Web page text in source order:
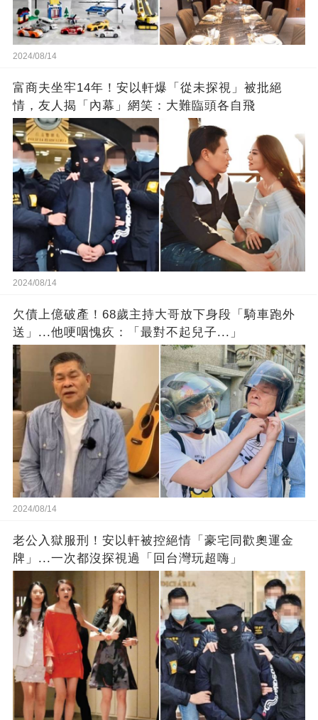
2024/08/14
富商夫坐牢14年！安以軒爆「從未探視」被批絕
情，友人揭「內幕」網笑：大難臨頭各自飛
2024/08/14
欠債上億破產！68歲主持大哥放下身段「騎車跑外
送」...他哽咽愧疚：「最對不起兒子...」
2024/08/14
老公入獄服刑！安以軒被控絕情「豪宅同歡奧運金
牌」...一次都沒探視過「回台灣玩超嗨」